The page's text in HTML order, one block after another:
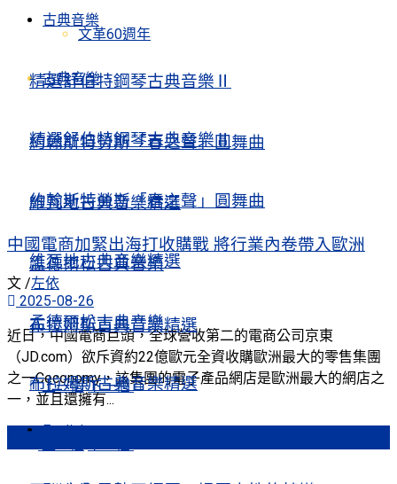
古典音樂
精選舒伯特鋼琴古典音樂Ⅱ
約翰斯特勞斯「春之聲」圓舞曲
維瓦地古典音樂精選
孟德爾松古典音樂
布拉姆斯古典音樂精選
上一個 下一個
English
文革60週年
古典音樂
精選舒伯特鋼琴古典音樂Ⅱ
約翰斯特勞斯「春之聲」圓舞曲
維瓦地古典音樂精選
孟德爾松古典音樂
布拉姆斯古典音樂精選
中國電商加緊出海打收購戰 將行業內卷帶入歐洲
文 /左依
2025-08-26
近日，中國電商巨頭，全球營收第二的電商公司京東
（JD.com）欲斥資約22億歐元全資收購歐洲最大的零售集團
之一Ceconomy，該集團的電子產品網店是歐洲最大的網店之
一，並且還擁有...